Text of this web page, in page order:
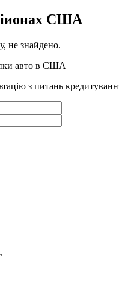
США
не знайдено.
авто в США
з питань